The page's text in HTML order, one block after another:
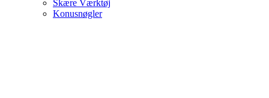
Skære Værktøj
Konusnøgler